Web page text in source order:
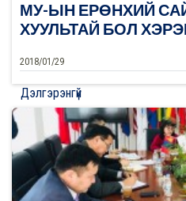
МУ-ЫН ЕРӨНХИЙ
ХУУЛЬТАЙ БОЛ
2018/01/29
Дэлгэрэнгүй